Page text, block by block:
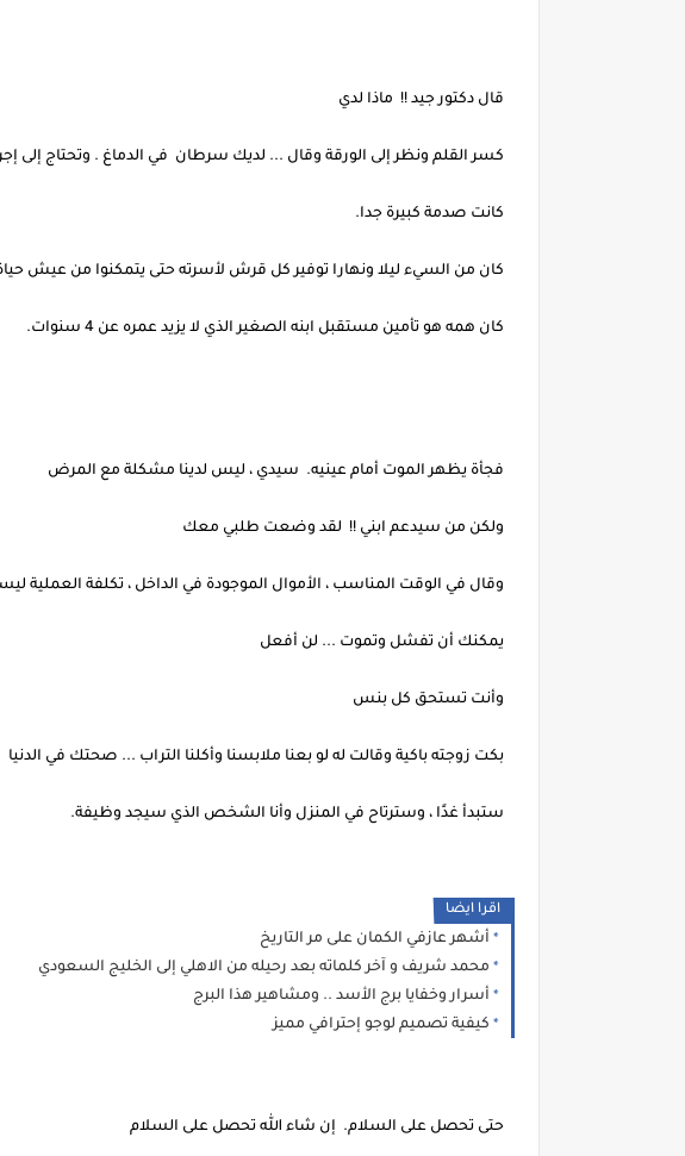
قال دكتور جيد !! ماذا لدي
كسر القلم ونظر إلى الورقة وقال ... لديك سرطان في الدماغ . وتحتاج إلى
كانت صدمة كبيرة جدا.
كان من السيء ليلا ونهارا توفير كل قرش لأسرته حتى يتمكنوا من عيش
كان همه هو تأمين مستقبل ابنه الصغير الذي لا يزيد عمره عن 4 سنوات.
فجأة يظهر الموت أمام عينيه. سيدي ، ليس لدينا مشكلة مع المرض
ولكن من سيدعم ابني !! لقد وضعت طلبي معك
وقال في الوقت المناسب ، الأموال الموجودة في الداخل ، تكلفة العملية
يمكنك أن تفشل وتموت ... لن أفعل
وأنت تستحق كل بنس
بكت زوجته باكية وقالت له لو بعنا ملابسنا وأكلنا التراب ... صحتك في الدنيا
ستبدأ غدًا ، وسترتاح في المنزل وأنا الشخص الذي سيجد وظيفة.
اقرا ايضا
أشهر عازفي الكمان على مر التاريخ
محمد شريف و آخر كلماته بعد رحيله من الاهلي إلى الخليج السعودي
أسرار وخفايا برج الأسد .. ومشاهير هذا البرج
كيفية تصميم لوجو إحترافي مميز
حتى تحصل على السلام. إن شاء الله تحصل على السلام